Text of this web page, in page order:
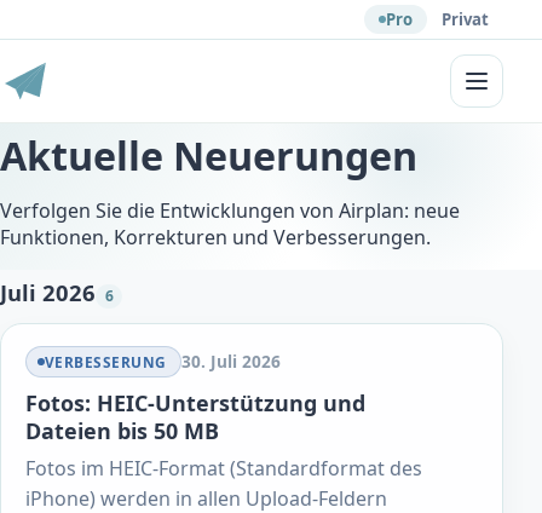
Pro Privat
Menü
Aktuelle Neuerungen
Verfolgen Sie die Entwicklungen von Airplan: neue
Funktionen, Korrekturen und Verbesserungen.
Juli 2026 6
VERBESSERUNG 30. Juli 2026
Fotos: HEIC-Unterstützung und
Dateien bis 50 MB
Fotos im HEIC-Format (Standardformat des
iPhone) werden in allen Upload-Feldern